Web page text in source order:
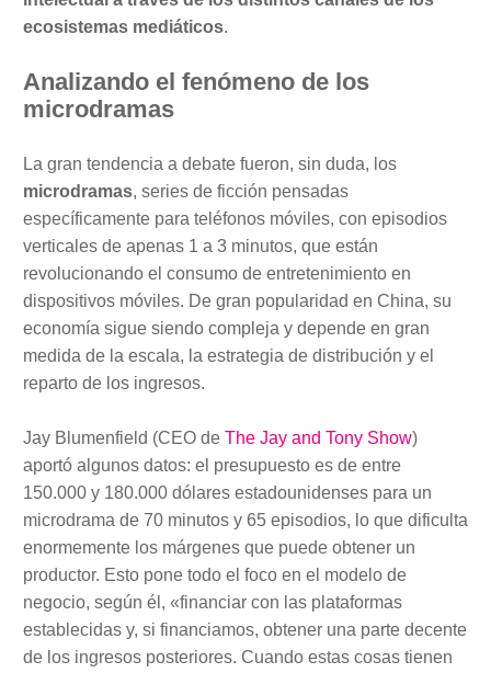
ecosistemas mediáticos.
Analizando el fenómeno de los
microdramas
La gran tendencia a debate fueron, sin duda, los
microdramas, series de ficción pensadas
específicamente para teléfonos móviles, con episodios
verticales de apenas 1 a 3 minutos, que están
revolucionando el consumo de entretenimiento en
dispositivos móviles. De gran popularidad en China, su
economía sigue siendo compleja y depende en gran
medida de la escala, la estrategia de distribución y el
reparto de los ingresos.
Jay Blumenfield (CEO de The Jay and Tony Show)
aportó algunos datos: el presupuesto es de entre
150.000 y 180.000 dólares estadounidenses para un
microdrama de 70 minutos y 65 episodios, lo que dificulta
enormemente los márgenes que puede obtener un
productor. Esto pone todo el foco en el modelo de
negocio, según él, «financiar con las plataformas
establecidas y, si financiamos, obtener una parte decente
de los ingresos posteriores. Cuando estas cosas tienen